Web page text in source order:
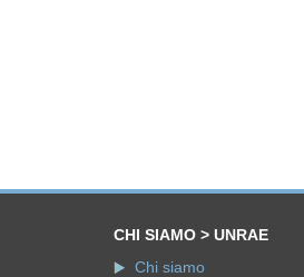
CHI SIAMO > UNRAE
Chi siamo